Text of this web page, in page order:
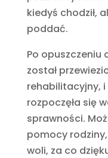
kiedyś chodził,
poddać.
Po opuszczeniu
został
rehabilitacyjny,
rozpoczęła się
sprawności.
pomocy
woli, za co